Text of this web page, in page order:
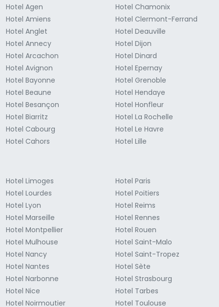
Hotel Agen
Hotel Amiens
Hotel Anglet
Hotel Annecy
Hotel Arcachon
Hotel Avignon
Hotel Bayonne
Hotel Beaune
Hotel Besançon
Hotel Biarritz
Hotel Cabourg
Hotel Cahors
Hotel Chamonix
Hotel Clermont-Ferrand
Hotel Deauville
Hotel Dijon
Hotel Dinard
Hotel Epernay
Hotel Grenoble
Hotel Hendaye
Hotel Honfleur
Hotel La Rochelle
Hotel Le Havre
Hotel Lille
Hotel Limoges
Hotel Lourdes
Hotel Lyon
Hotel Marseille
Hotel Montpellier
Hotel Mulhouse
Hotel Nancy
Hotel Nantes
Hotel Narbonne
Hotel Nice
Hotel Noirmoutier
Hotel Paris
Hotel Poitiers
Hotel Reims
Hotel Rennes
Hotel Rouen
Hotel Saint-Malo
Hotel Saint-Tropez
Hotel Sète
Hotel Strasbourg
Hotel Tarbes
Hotel Toulouse